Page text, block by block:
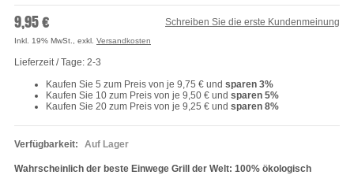
Schreiben Sie die erste Kundenmeinung
Verfügbarkeit: Auf Lager
9,95 €
Inkl. 19% MwSt. exkl. Versandkosten
Lieferzeit / Tage: 2-3
Kaufen Sie 5 zum Preis von je 9,75 € und sparen 3%
Kaufen Sie 10 zum Preis von je 9,50 € und sparen 5%
Kaufen Sie 20 zum Preis von je 9,25 € und sparen 8%
Wahrscheinlich der beste Einwege Grill der Welt: 100% ökologisch